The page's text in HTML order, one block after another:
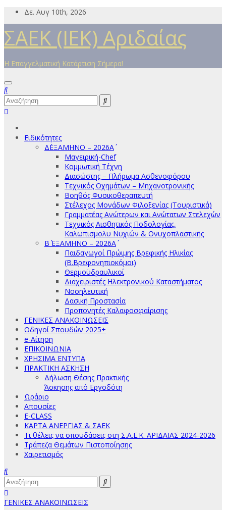
Μετάβαση
περιεχόμενο
Δε. Αυγ 10th, 2026
ΣΑΕΚ (ΙΕΚ) Αριδαίας
Η Επαγγελματική Κατάρτιση Σήμερα!
Ειδικότητες
Δ΄ΕΞΑΜΗΝΟ – 2026Α΄
Μαγειρική-Chef
Κομμωτική Τέχνη
Διασώστης – Πλήρωμα Ασθενοφόρου
Τεχνικός Οχημάτων – Μηχανοτρονικής
Βοηθός Φυσικοθεραπευτή
Στέλεχος Μονάδων Φιλοξενίας (Τουριστικά)
Γραμματέας Ανώτερων και Ανώτατων Στελεχών
Τεχνικός Αισθητικός Ποδολογίας,
Καλωπισμολυ Νυχιών & Ονυχοπλαστικής
Β΄ ΕΞΑΜΗΝΟ – 2026Α΄
Παιδαγωγοί Πρώιμης Βρεφικής Ηλικίας
(Β.Βρεφονηπιοκόμοι)
Θερμοϋδραυλικοί
Διαχειριστές Ηλεκτρονικού Καταστήματος
Νοσηλευτική
Δασική Προστασία
Προπονητές Καλαφοσφαίρισης
ΓΕΝΙΚΕΣ ΑΝΑΚΟΙΝΩΣΕΙΣ
Οδηγοί Σπουδών 2025+
e-Αίτηση
ΕΠΙΚΟΙΝΩΝΙΑ
ΧΡΗΣΙΜΑ ΕΝΤΥΠΑ
ΠΡΑΚΤΙΚΗ ΑΣΚΗΣΗ
Δήλωση Θέσης Πρακτικής
Άσκησης από Εργοδότη
Ωράριο
Απουσίες
E-CLASS
ΚΑΡΤΑ ΑΝΕΡΓΙΑΣ & ΣΑΕΚ
Τι θέλεις να σπουδάσεις στη Σ.Α.Ε.Κ. ΑΡΙΔΑΙΑΣ 2024-2026
Τράπεζα Θεμάτων Πιστοποίησης
Χαιρετισμός
ΓΕΝΙΚΕΣ ΑΝΑΚΟΙΝΩΣΕΙΣ